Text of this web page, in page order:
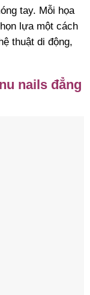
tay. Mỗi họa
lựa một cách
thuật di động,
nails đẳng